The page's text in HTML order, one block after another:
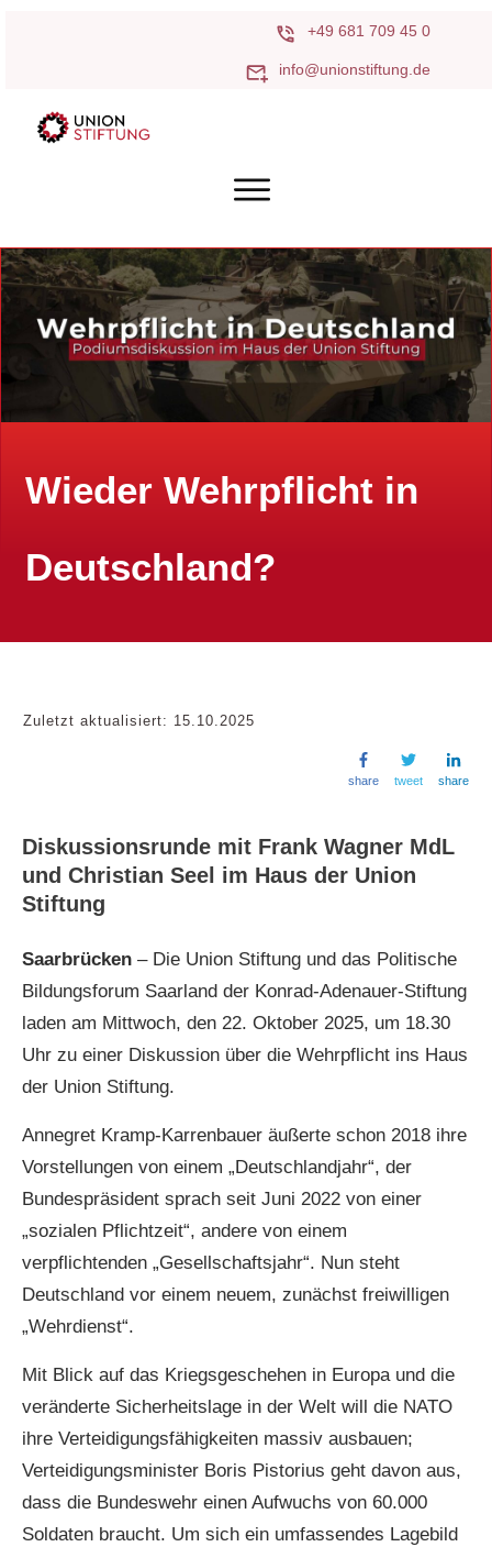
+49 681 709 45 0
info@unionstiftung.de
Wieder Wehrpflicht in
Deutschland?
Zuletzt aktualisiert: 15.10.2025
share tweet share
Diskussionsrunde mit Frank Wagner MdL
und Christian Seel im Haus der Union
Stiftung
Saarbrücken – Die Union Stiftung und das Politische
Bildungsforum Saarland der Konrad-Adenauer-Stiftung
laden am Mittwoch, den 22. Oktober 2025, um 18.30
Uhr zu einer Diskussion über die Wehrpflicht ins Haus
der Union Stiftung.
Annegret Kramp-Karrenbauer äußerte schon 2018 ihre
Vorstellungen von einem „Deutschlandjahr“, der
Bundespräsident sprach seit Juni 2022 von einer
„sozialen Pflichtzeit“, andere von einem
verpflichtenden „Gesellschaftsjahr“. Nun steht
Deutschland vor einem neuem, zunächst freiwilligen
„Wehrdienst“.
Mit Blick auf das Kriegsgeschehen in Europa und die
veränderte Sicherheitslage in der Welt will die NATO
ihre Verteidigungsfähigkeiten massiv ausbauen;
Verteidigungsminister Boris Pistorius geht davon aus,
dass die Bundeswehr einen Aufwuchs von 60.000
Soldaten braucht. Um sich ein umfassendes Lagebild